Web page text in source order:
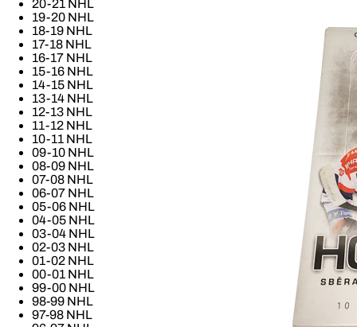
20-21 NHL
19-20 NHL
18-19 NHL
17-18 NHL
16-17 NHL
15-16 NHL
14-15 NHL
13-14 NHL
12-13 NHL
11-12 NHL
10-11 NHL
09-10 NHL
08-09 NHL
07-08 NHL
06-07 NHL
05-06 NHL
04-05 NHL
03-04 NHL
02-03 NHL
01-02 NHL
00-01 NHL
99-00 NHL
98-99 NHL
97-98 NHL